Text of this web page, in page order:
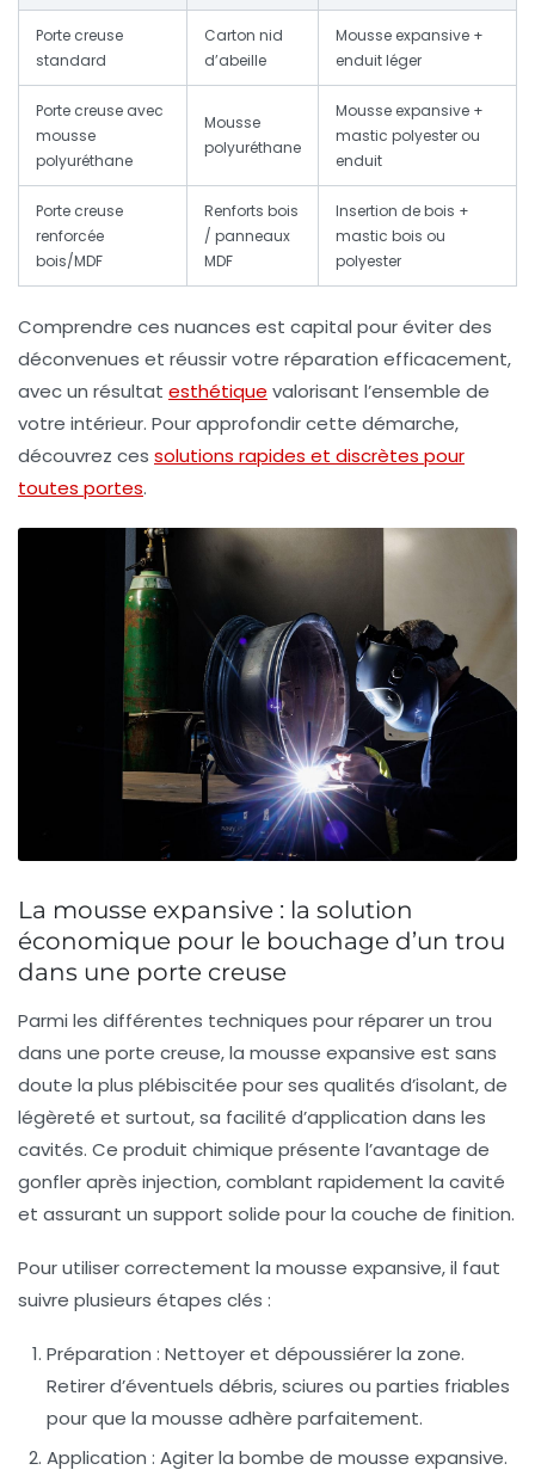
Porte creuse
standard
Carton nid
d’abeille
Mousse expansive +
enduit léger
Porte creuse avec
mousse
polyuréthane
Mousse
polyuréthane
Mousse expansive +
mastic polyester ou
enduit
Porte creuse
renforcée
bois/MDF
Renforts bois
/ panneaux
MDF
Insertion de bois +
mastic bois ou
polyester
Comprendre ces nuances est capital pour éviter des
déconvenues et réussir votre réparation efficacement,
avec un résultat esthétique valorisant l’ensemble de
votre intérieur. Pour approfondir cette démarche,
découvrez ces solutions rapides et discrètes pour
toutes portes.
La mousse expansive : la solution
économique pour le bouchage d’un trou
dans une porte creuse
Parmi les différentes techniques pour réparer un trou
dans une porte creuse, la mousse expansive est sans
doute la plus plébiscitée pour ses qualités d’isolant, de
légèreté et surtout, sa facilité d’application dans les
cavités. Ce produit chimique présente l’avantage de
gonfler après injection, comblant rapidement la cavité
et assurant un support solide pour la couche de finition.
Pour utiliser correctement la mousse expansive, il faut
suivre plusieurs étapes clés :
Préparation : Nettoyer et dépoussiérer la zone.
Retirer d’éventuels débris, sciures ou parties friables
pour que la mousse adhère parfaitement.
Application : Agiter la bombe de mousse expansive.